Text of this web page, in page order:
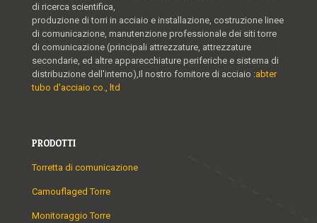
di ricerca scientifica,
produzione di torri in acciaio e installazione, costruzione linee
di comunicazione, manutenzione professionale dei siti torre
di comunicazione (principali attrezzature, attrezzature
secondarie, ed altre apparecchiature periferiche e sistema di
distribuzione dell'interno),Il nostro fornitore di acciaio :abter
tubo d'acciaio co., ltd
PRODOTTI
Torretta di comunicazione
Camouflaged Torre
Monitoraggio Torre